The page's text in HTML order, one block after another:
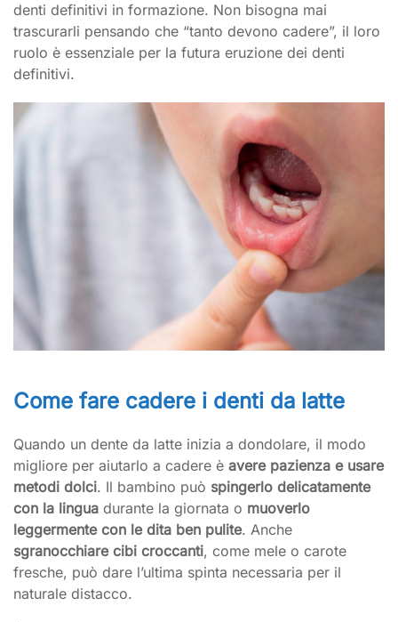
denti definitivi in formazione. Non bisogna mai
trascurarli pensando che “tanto devono cadere”, il loro
ruolo è essenziale per la futura eruzione dei denti
definitivi.
Come fare cadere i denti da latte
Quando un dente da latte inizia a dondolare, il modo
migliore per aiutarlo a cadere è avere pazienza e usare
metodi dolci. Il bambino può spingerlo delicatamente
con la lingua durante la giornata o muoverlo
leggermente con le dita ben pulite. Anche
sgranocchiare cibi croccanti, come mele o carote
fresche, può dare l’ultima spinta necessaria per il
naturale distacco.